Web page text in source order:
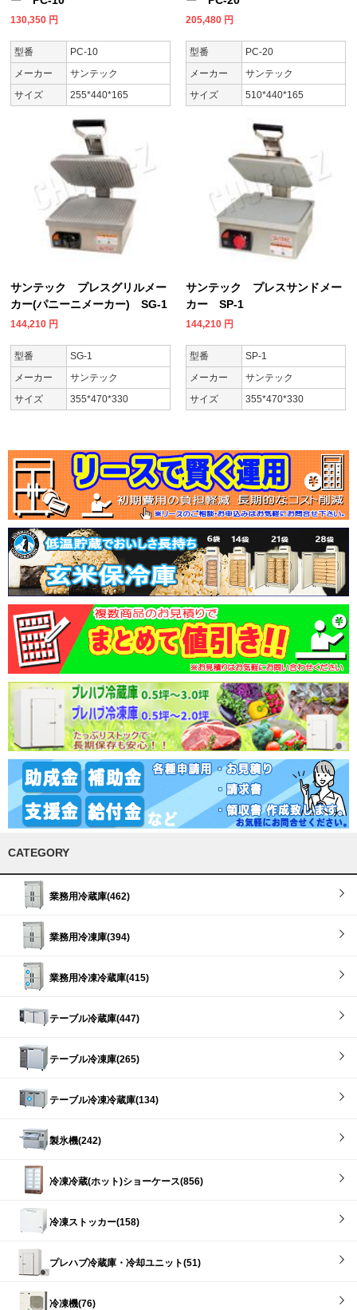
130,350 円
型番
PC-10
メーカー
サンテック
サイズ
255*440*165
205,480 円
型番
PC-20
メーカー
サンテック
サイズ
510*440*165
サンテック プレスグリルメー
カー(パニーニメーカー) SG-1
144,210 円
型番
SG-1
メーカー
サンテック
サイズ
355*470*330
サンテック プレスサンドメー
カー SP-1
144,210 円
型番
SP-1
メーカー
サンテック
サイズ
355*470*330
CATEGORY
業務用冷蔵庫(462)
業務用冷凍庫(394)
業務用冷凍冷蔵庫(415)
テーブル冷蔵庫(447)
テーブル冷凍庫(265)
テーブル冷凍冷蔵庫(134)
製氷機(242)
冷凍冷蔵(ホット)ショーケース(856)
冷凍ストッカー(158)
プレハブ冷蔵庫・冷却ユニット(51)
冷凍機(76)